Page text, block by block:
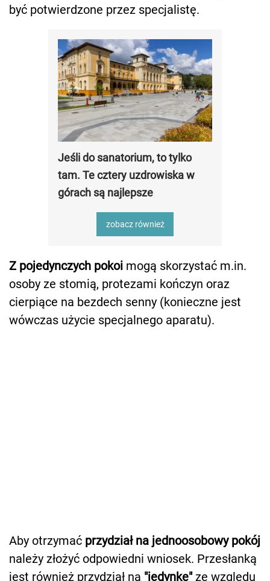
być potwierdzone przez specjalistę.
Jeśli do sanatorium, to tylko
tam. Te cztery uzdrowiska w
górach są najlepsze
zobacz również
Z pojedynczych pokoi mogą skorzystać m.in.
osoby ze stomią, protezami kończyn oraz
cierpiące na bezdech senny (konieczne jest
wówczas użycie specjalnego aparatu).
Aby otrzymać przydział na jednoosobowy pokój
należy złożyć odpowiedni wniosek. Przesłanką
jest również przydział na "jedynkę"ze względu